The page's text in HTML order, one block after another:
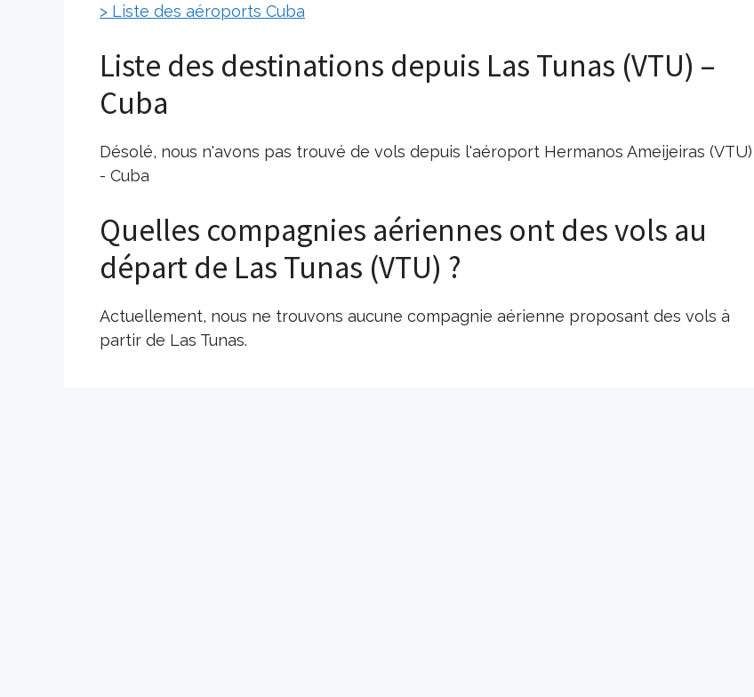
> Liste des aéroports Cuba
Liste des destinations depuis Las Tunas (VTU) –
Cuba
Désolé, nous n'avons pas trouvé de vols depuis l'aéroport Hermanos Ameijeiras (VTU)
- Cuba
Quelles compagnies aériennes ont des vols au
départ de Las Tunas (VTU) ?
Actuellement, nous ne trouvons aucune compagnie aérienne proposant des vols à
partir de Las Tunas.